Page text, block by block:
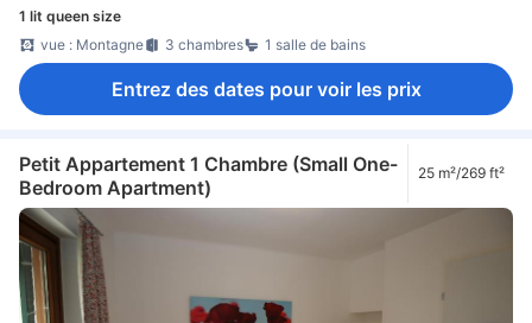
1 lit queen size
vue : Montagne
3 chambres 1 salle de bains
Entrez des dates pour voir les prix
Petit Appartement 1 Chambre (Small One-
Bedroom Apartment)
25 m²/269 ft²